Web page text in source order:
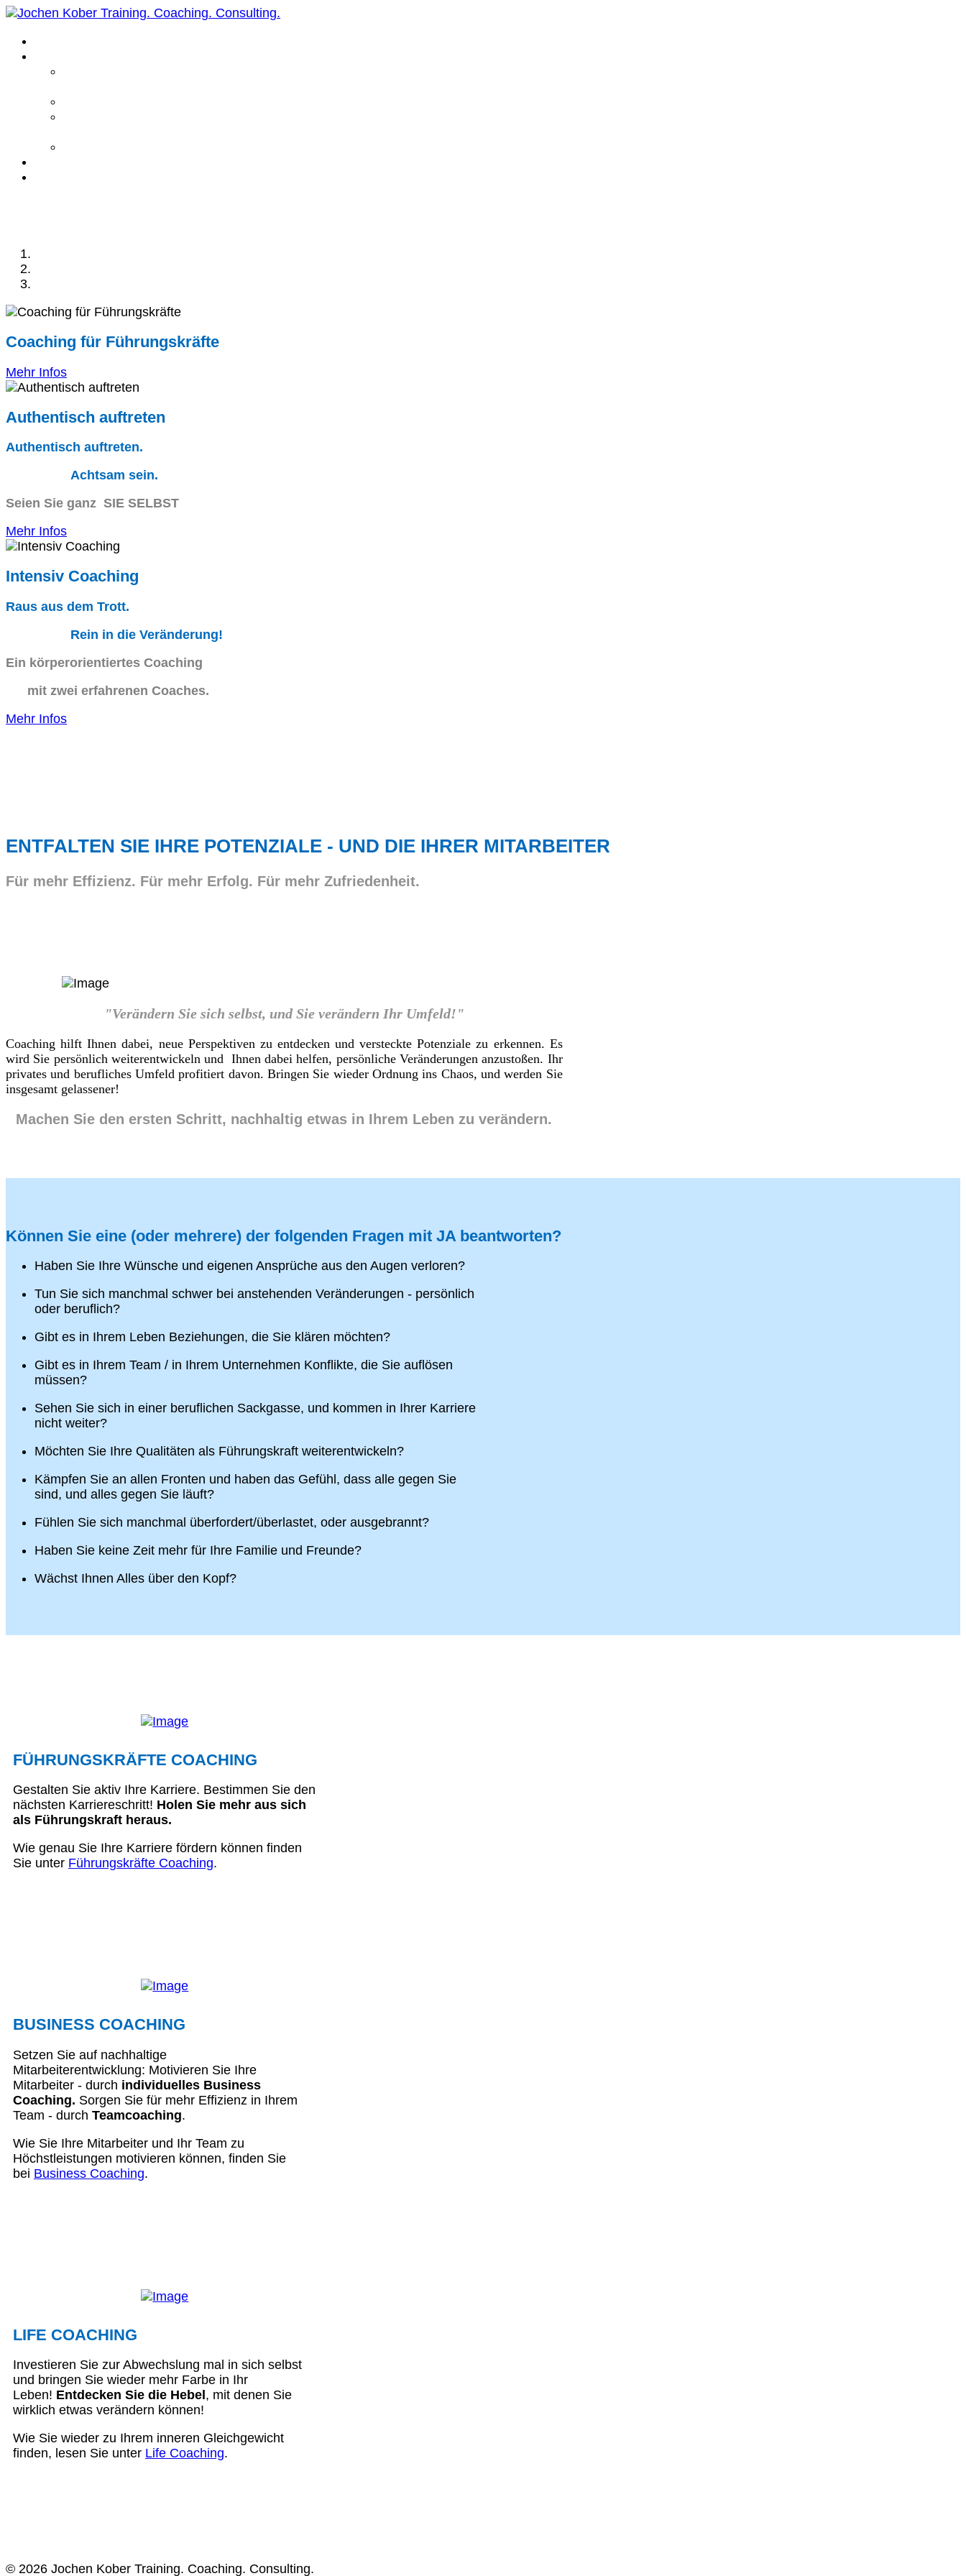
Coaching für Führungskräfte
Mehr Infos
Authentisch auftreten
Authentisch auftreten.
Achtsam sein.
Seien Sie ganz SIE SELBST
Mehr Infos
Intensiv Coaching
Raus aus dem Trott.
Rein in die Veränderung!
Ein körperorientiertes Coaching
mit zwei erfahrenen Coaches.
Mehr Infos
ENTFALTEN SIE IHRE POTENZIALE - UND DIE IHRER MITARBEITER
Für mehr Effizienz. Für mehr Erfolg. Für mehr Zufriedenheit.
"Verändern Sie sich selbst, und Sie verändern Ihr Umfeld!"
Coaching hilft Ihnen dabei, neue Perspektiven zu entdecken und versteckte Potenziale zu erkennen. Es
wird Sie persönlich weiterentwickeln und Ihnen dabei helfen, persönliche Veränderungen anzustoßen. Ihr
privates und berufliches Umfeld profitiert davon. Bringen Sie wieder Ordnung ins Chaos, und werden Sie
insgesamt gelassener!
Machen Sie den ersten Schritt, nachhaltig etwas in Ihrem Leben zu verändern.
Können Sie eine (oder mehrere) der folgenden Fragen mit JA beantworten?
Haben Sie Ihre Wünsche und eigenen Ansprüche aus den Augen verloren?
Tun Sie sich manchmal schwer bei anstehenden Veränderungen - persönlich
oder beruflich?
Gibt es in Ihrem Leben Beziehungen, die Sie klären möchten?
Gibt es in Ihrem Team / in Ihrem Unternehmen Konflikte, die Sie auflösen
müssen?
Sehen Sie sich in einer beruflichen Sackgasse, und kommen in Ihrer Karriere
nicht weiter?
Möchten Sie Ihre Qualitäten als Führungskraft weiterentwickeln?
Kämpfen Sie an allen Fronten und haben das Gefühl, dass alle gegen Sie
sind, und alles gegen Sie läuft?
Fühlen Sie sich manchmal überfordert/überlastet, oder ausgebrannt?
Haben Sie keine Zeit mehr für Ihre Familie und Freunde?
Wächst Ihnen Alles über den Kopf?
FÜHRUNGSKRÄFTE COACHING
Gestalten Sie aktiv Ihre Karriere. Bestimmen Sie den
nächsten Karriereschritt! Holen Sie mehr aus sich
als Führungskraft heraus.
Wie genau Sie Ihre Karriere fördern können finden
Sie unter Führungskräfte Coaching.
BUSINESS COACHING
Setzen Sie auf nachhaltige
Mitarbeiterentwicklung: Motivieren Sie Ihre
Mitarbeiter - durch individuelles Business
Coaching. Sorgen Sie für mehr Effizienz in Ihrem
Team - durch Teamcoaching.
Wie Sie Ihre Mitarbeiter und Ihr Team zu
Höchstleistungen motivieren können, finden Sie
bei Business Coaching.
LIFE COACHING
Investieren Sie zur Abwechslung mal in sich selbst
und bringen Sie wieder mehr Farbe in Ihr
Leben! Entdecken Sie die Hebel, mit denen Sie
wirklich etwas verändern können!
Wie Sie wieder zu Ihrem inneren Gleichgewicht
finden, lesen Sie unter Life Coaching.
© 2026 Jochen Kober Training. Coaching. Consulting.